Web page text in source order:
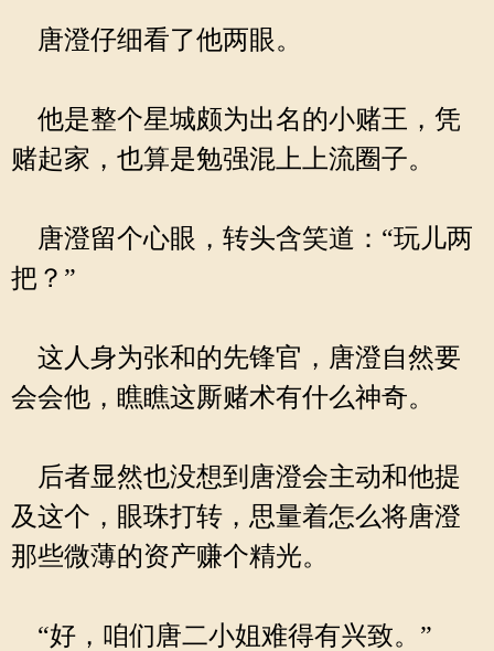
唐澄仔细看了他两眼。
他是整个星城颇为出名的小赌王，凭
赌起家，也算是勉强混上上流圈子。
唐澄留个心眼，转头含笑道：“玩儿两
把？”
这人身为张和的先锋官，唐澄自然要
会会他，瞧瞧这厮赌术有什么神奇。
后者显然也没想到唐澄会主动和他提
及这个，眼珠打转，思量着怎么将唐澄
那些微薄的资产赚个精光。
“好，咱们唐二小姐难得有兴致。”